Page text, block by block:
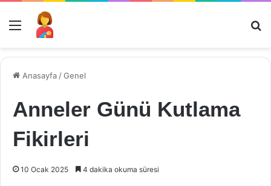
Menü
Anasayfa /Genel
Anneler Günü Kutlama
Fikirleri
10 Ocak 2025 4 dakika okuma süresi